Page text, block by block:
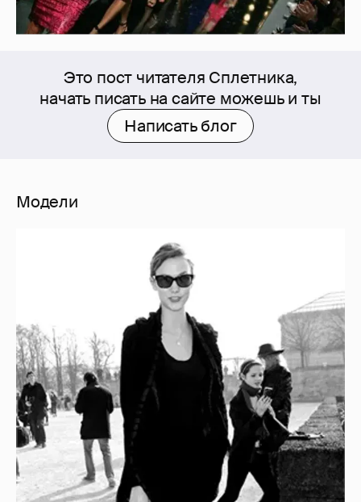
Это пост читателя Сплетника,
начать писать на сайте можешь и ты
Написать блог
Модели